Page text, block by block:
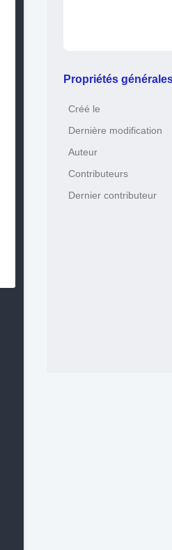
Propriétés
Créé le
Dernière modification
Auteur
Contributeurs
Dernier contributeur